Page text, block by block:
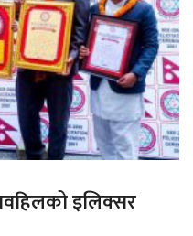
इलिक्सर